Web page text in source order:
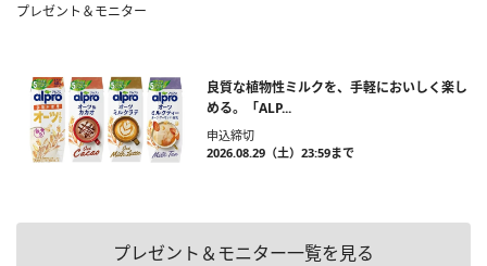
プレゼント＆モニター
良質な植物性ミルクを、手軽においしく楽し
める。「ALP...
申込締切
2026.08.29（土）23:59まで
プレゼント＆モニター一覧を見る